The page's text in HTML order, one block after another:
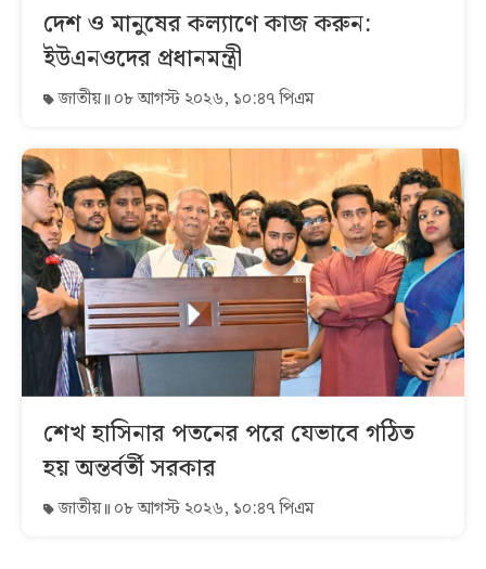
দেশ ও মানুষের কল্যাণে কাজ করুন:
ইউএনওদের প্রধানমন্ত্রী
জাতীয় ০৮ আগস্ট ২০২৬, ১০:৪৭ পিএম
শেখ হাসিনার পতনের পরে যেভাবে গঠিত
হয় অন্তর্বর্তী সরকার
জাতীয় ০৮ আগস্ট ২০২৬, ১০:৪৭ পিএম